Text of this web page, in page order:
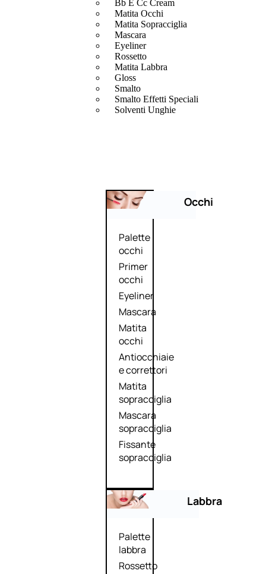
Bb E Cc Cream
Matita Occhi
Matita Sopracciglia
Mascara
Eyeliner
Rossetto
Matita Labbra
Gloss
Smalto
Smalto Effetti Speciali
Solventi Unghie
Occhi
Palette
occhi
Primer
occhi
Eyeliner
Mascara
Matita
occhi
Antiocchiaie
e correttori
Matita
sopracciglia
Mascara
sopracciglia
Fissante
sopracciglia
Labbra
Palette
labbra
Rossetto